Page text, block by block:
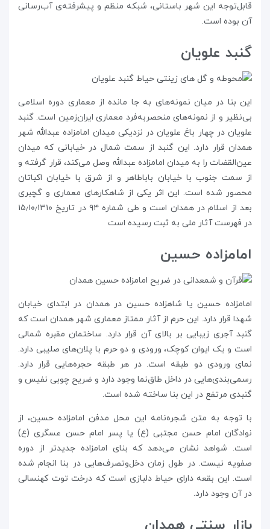
قابل‌توجه این شهر باستانی، شبکه‌ منظم و پیشرفته‌ی آب‌رسانی
آن بوده است.
گنبد علویان
این بنا در میان نمونه‌های به‌ جا‌ مانده‌ از معماری دوره اسلامی
بی‌نظیر و از نمونه‌های منحصر‌به‌فرد معماری ایران‌زمین است. گنبد
علویان در چهار باغ علویان در نزدیکی میدان امامزاده عبدالله شهر
همدان قرار دارد. این گنبد از سمت شمال در خیابانی که میدان
عین‌القضات را به میدان امامزاده عبدالله وصل می‌کند، قرار گرفته و
از سمت جنوب با خیابان باباطاهر و از شرق با خیابان اکباتان
محصور شده است. این اثر یکی از شاهکارهای معماری و گچبری
بعد از اسلام در همدان است و طی شماره ۹۴ در تاریخ ۱۵٫۱۰٫۱۳۱۰
در فهرست آثار ملی به ثبت رسیده است
امامزاده حسین
امامزاده حسین یا شاهزاده حسین در همدان در ابتدای خیابان
شهدا قرار دارد. این حرم از آثار ممتاز معماری شهر همدان است که
گنبد آجری زیبایی بر بالای آن قرار دارد. ساختمان مقبره شمالی
است و یک ایوان کوچک، ورودی و دو حرم با پلان‌های صلیبی دارد.
نمای ورودی دو طبقه است. در هر طبقه حجره‌هایی قرار دارد.
رسمی‌بندی‌هایی در داخل طاق‌نما وجود دارد و ضریح‌ چوبی نفیس و
گنبدی مرتفع در این بنا ساخته شده است.
با توجه به متن شجره‌نامه این محل مدفن امامزاده حسین، از
نوادگان امام حسن مجتبی (ع) یا پسر امام حسن عسگری (ع)
است. شواهد نشان می‌دهد که بنای امامزاده جدیدتر از دوره
صفویه نیست. در طول زمان دخل‌وتصرف‌هایی در بنا انجام شده
است. این بقعه دارای حیاط دلبازی است که درخت توت کهنسالی
در آن وجود دارد.